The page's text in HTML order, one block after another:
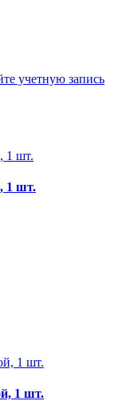
учетную запись
1 шт.
1 шт.